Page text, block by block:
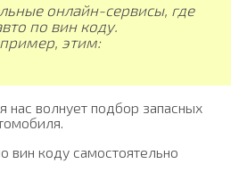
онлайн-сервисы, где
по вин коду.
этим:
нас волнует подбор запасных